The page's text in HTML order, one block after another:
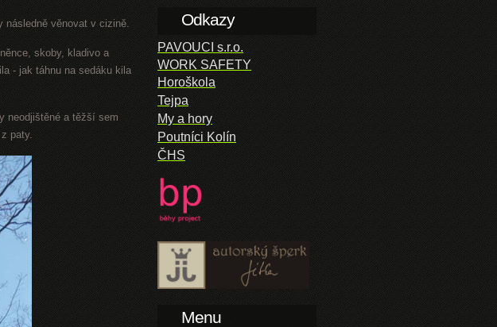
následně věnovat v cizině.
skoby, kladivo a
- jak táhnu na sedáku kila
neodjištěné a těžší sem
paty.
Odkazy
PAVOUCI s.r.o.
WORK SAFETY
Horoškola
Tejpa
My a hory
Poutníci Kolín
ČHS
Menu